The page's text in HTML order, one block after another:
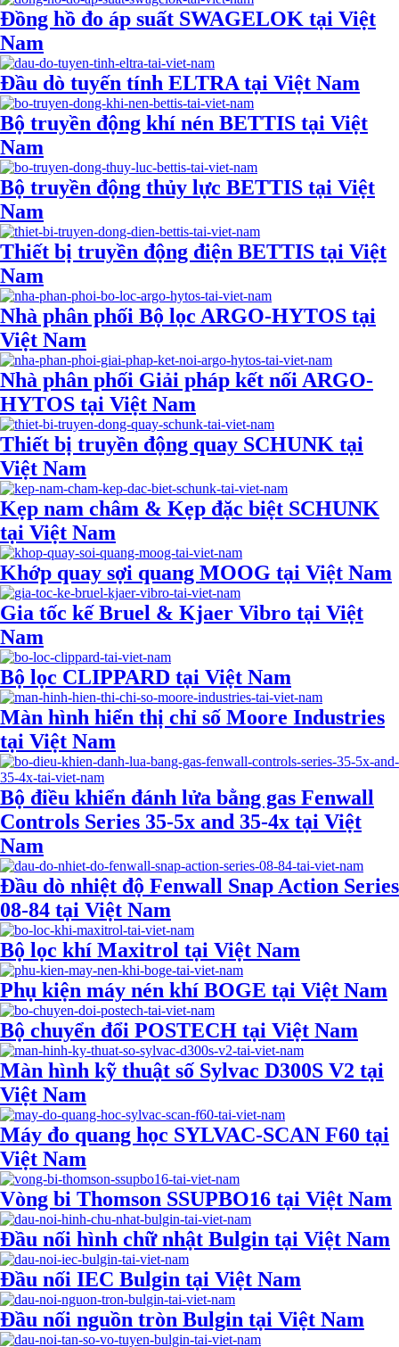
Đồng hồ đo áp suất SWAGELOK tại Việt
Nam
Đầu dò tuyến tính ELTRA tại Việt Nam
Bộ truyền động khí nén BETTIS tại Việt
Nam
Bộ truyền động thủy lực BETTIS tại Việt
Nam
Thiết bị truyền động điện BETTIS tại Việt
Nam
Nhà phân phối Bộ lọc ARGO-HYTOS tại
Việt Nam
Nhà phân phối Giải pháp kết nối ARGO-
HYTOS tại Việt Nam
Thiết bị truyền động quay SCHUNK tại
Việt Nam
Kẹp nam châm & Kẹp đặc biệt SCHUNK
tại Việt Nam
Khớp quay sợi quang MOOG tại Việt Nam
Gia tốc kế Bruel & Kjaer Vibro tại Việt
Nam
Bộ lọc CLIPPARD tại Việt Nam
Màn hình hiển thị chỉ số Moore Industries
tại Việt Nam
Bộ điều khiển đánh lửa bằng gas Fenwall
Controls Series 35-5x and 35-4x tại Việt
Nam
Đầu dò nhiệt độ Fenwall Snap Action Series
08-84 tại Việt Nam
Bộ lọc khí Maxitrol tại Việt Nam
Phụ kiện máy nén khí BOGE tại Việt Nam
Bộ chuyển đổi POSTECH tại Việt Nam
Màn hình kỹ thuật số Sylvac D300S V2 tại
Việt Nam
Máy đo quang học SYLVAC-SCAN F60 tại
Việt Nam
Vòng bi Thomson SSUPBO16 tại Việt Nam
Đầu nối hình chữ nhật Bulgin tại Việt Nam
Đầu nối IEC Bulgin tại Việt Nam
Đầu nối nguồn tròn Bulgin tại Việt Nam